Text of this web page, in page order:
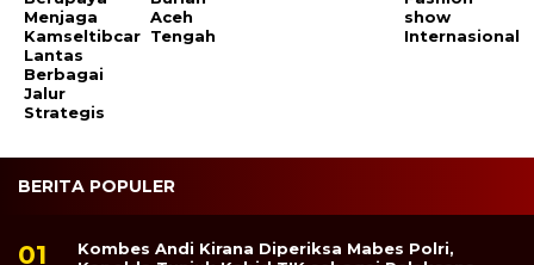
Menjaga
Kamseltibcar
Lantas
Berbagai
Jalur
Strategis
Aceh
Tengah
show
Internasional
BERITA POPULER
Kombes Andi Kirana Diperiksa Mabes Polri,